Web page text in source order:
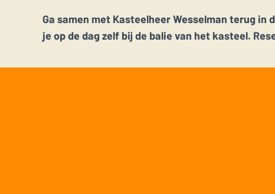
Ga samen met Kasteelheer Wesselman terug in
je op de dag zelf bij de balie van het kasteel.